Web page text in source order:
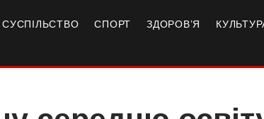
СУСПІЛЬСТВО СПОРТ ЗДОРОВ’Я